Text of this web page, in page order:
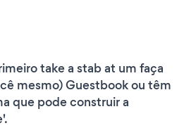
take a stab at um faça
mesmo) Guestbook ou têm
que pode construir a